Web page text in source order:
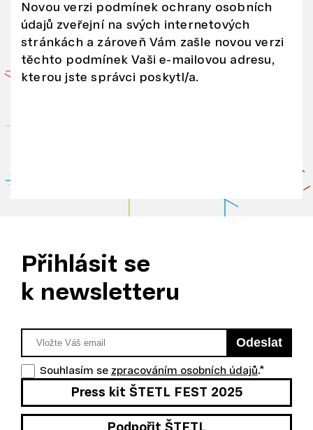
Novou verzi podmínek ochrany osobních
údajů zveřejní na svých internetových
stránkách a zároveň Vám zašle novou verzi
těchto podmínek Vaši e-mailovou adresu,
kterou jste správci poskytl/a.
Přihlásit se
k newsletteru
Odeslat
Souhlasím se zpracováním osobních údajů.*
Press kit ŠTETL FEST 2025
kt
er
é
o
V
př
i
u
v
ní
jic